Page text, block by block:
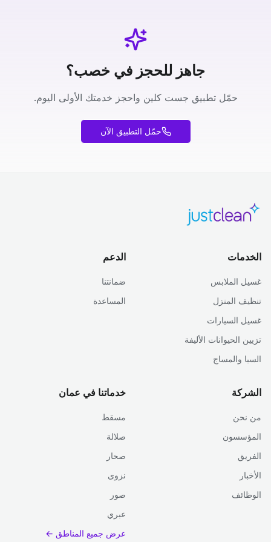
جاهز للحجز في خصب؟
حمّل تطبيق جست كلين واحجز خدمتك الأولى اليوم.
حمّل التطبيق الآن
الخدمات
غسيل الملابس
تنظيف المنزل
غسيل السيارات
تزيين الحيوانات الأليفة
السبا والمساج
الدعم
ضمانتنا
المساعدة
الشركة
من نحن
المؤسسون
الفريق
الأخبار
الوظائف
خدماتنا في عمان
مسقط
صلالة
صحار
نزوى
صور
عبري
عرض جميع المناطق ←